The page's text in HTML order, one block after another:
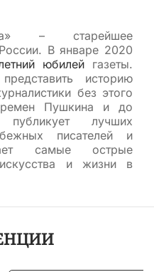
– старейшее
В январе 2020
юбилей газеты.
историю
без этого
Пушкина и до
лучших
писателей и
самые острые
и жизни в